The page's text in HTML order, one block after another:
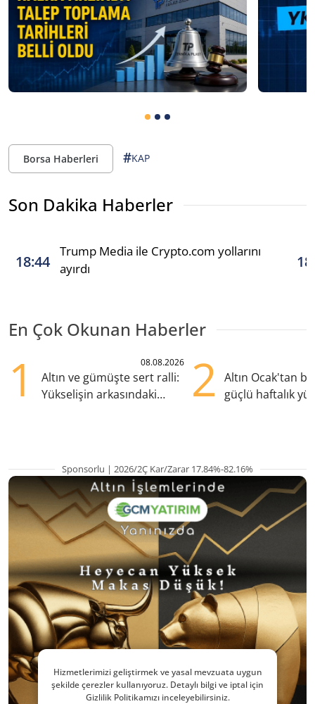
Borsa Haberleri #KAP
Son Dakika Haberler
18:44
Trump Media ile Crypto.com yollarını
ayırdı
En Çok Okunan Haberler
1 08.08.2026
Altın ve gümüşte sert ralli:
Yükselişin arkasındaki
2
Altın Ocak'tan
güçlü haftalık
Sponsorlu | 2026/2Ç Kar/Zarar 17.84%-82.16%
Hizmetlerimizi geliştirmek ve yasal mevzuata uygun
şekilde çerezler kullanıyoruz. Detaylı bilgi ve iptal için
Gizlilik Politikamızı inceleyebilirsiniz.